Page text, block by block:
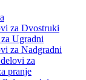
za Dvostruki
Ugradni
za Nadgradni
za
pranje